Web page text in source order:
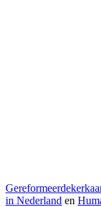
in Nederland en